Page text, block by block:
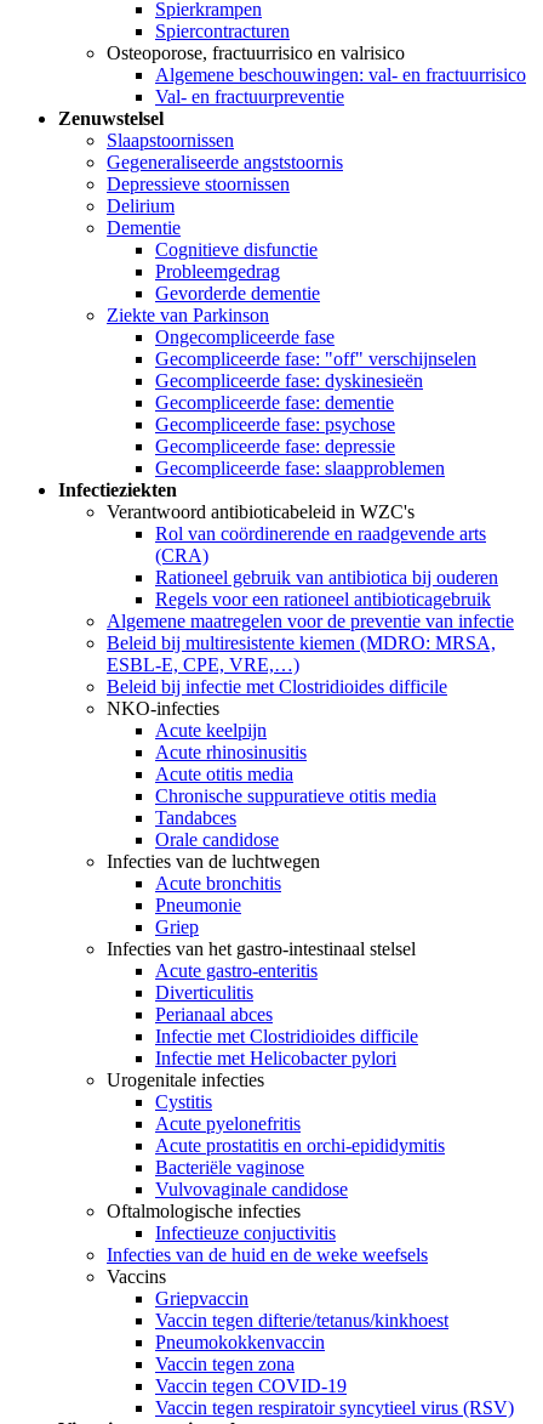
Spierkrampen
Spiercontracturen
Osteoporose, fractuurrisico en valrisico
Algemene beschouwingen: val- en fractuurrisico
Val- en fractuurpreventie
Zenuwstelsel
Slaapstoornissen
Gegeneraliseerde angststoornis
Depressieve stoornissen
Delirium
Dementie
Cognitieve disfunctie
Probleemgedrag
Gevorderde dementie
Ziekte van Parkinson
Ongecompliceerde fase
Gecompliceerde fase: "off" verschijnselen
Gecompliceerde fase: dyskinesieën
Gecompliceerde fase: dementie
Gecompliceerde fase: psychose
Gecompliceerde fase: depressie
Gecompliceerde fase: slaapproblemen
Infectieziekten
Verantwoord antibioticabeleid in WZC's
Rol van coördinerende en raadgevende arts
(CRA)
Rationeel gebruik van antibiotica bij ouderen
Regels voor een rationeel antibioticagebruik
Algemene maatregelen voor de preventie van infectie
Beleid bij multiresistente kiemen (MDRO: MRSA,
ESBL-E, CPE, VRE,…)
Beleid bij infectie met Clostridioides difficile
NKO-infecties
Acute keelpijn
Acute rhinosinusitis
Acute otitis media
Chronische suppuratieve otitis media
Tandabces
Orale candidose
Infecties van de luchtwegen
Acute bronchitis
Pneumonie
Griep
Infecties van het gastro-intestinaal stelsel
Acute gastro-enteritis
Diverticulitis
Perianaal abces
Infectie met Clostridioides difficile
Infectie met Helicobacter pylori
Urogenitale infecties
Cystitis
Acute pyelonefritis
Acute prostatitis en orchi-epididymitis
Bacteriële vaginose
Vulvovaginale candidose
Oftalmologische infecties
Infectieuze conjuctivitis
Infecties van de huid en de weke weefsels
Vaccins
Griepvaccin
Vaccin tegen difterie/tetanus/kinkhoest
Pneumokokkenvaccin
Vaccin tegen zona
Vaccin tegen COVID-19
Vaccin tegen respiratoir syncytieel virus (RSV)